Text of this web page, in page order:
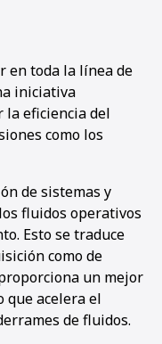
en toda la línea de
iniciativa
la eficiencia del
como los
de sistemas y
fluidos operativos
Esto se traduce
como de
un mejor
que acelera el
de fluidos.